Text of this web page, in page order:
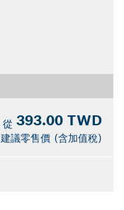
從 393.00 TWD
建議零售價 (含加值稅)